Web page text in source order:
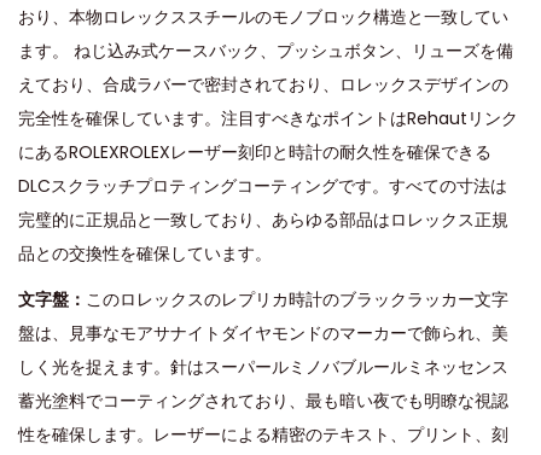
おり、本物ロレックススチールのモノブロック構造と一致してい
ます。 ねじ込み式ケースバック、プッシュボタン、リューズを備
えており、合成ラバーで密封されており、ロレックスデザインの
完全性を確保しています。注目すべきなポイントはRehautリンク
にあるROLEXROLEXレーザー刻印と時計の耐久性を確保できる
DLCスクラッチプロティングコーティングです。すべての寸法は
完璧的に正規品と一致しており、あらゆる部品はロレックス正規
品との交換性を確保しています。
文字盤： このロレックスのレプリカ時計のブラックラッカー文字
盤は、見事なモアサナイトダイヤモンドのマーカーで飾られ、美
しく光を捉えます。針はスーパールミノバブルールミネッセンス
蓄光塗料でコーティングされており、最も暗い夜でも明瞭な視認
性を確保します。レーザーによる精密のテキスト、プリント、刻